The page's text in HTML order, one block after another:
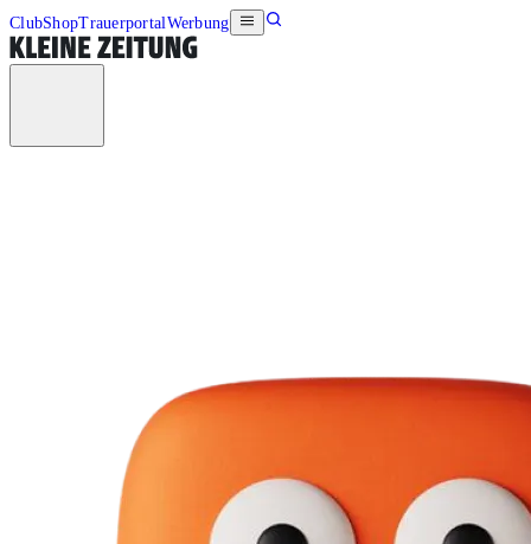
ClubShopTrauerportalWerbung